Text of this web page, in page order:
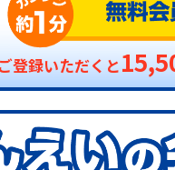
ご登録いただくと